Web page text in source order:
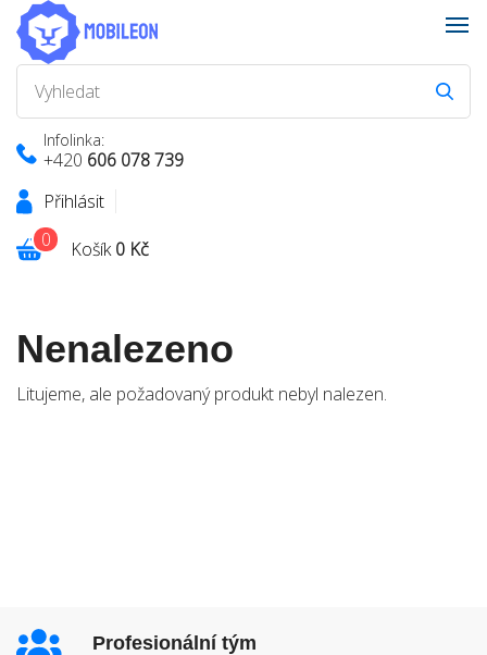
Infolinka:
+420 606 078 739
Přihlásit
Košík0 Kč
0
Nenalezeno
Litujeme, ale požadovaný produkt nebyl nalezen.
Profesionální tým